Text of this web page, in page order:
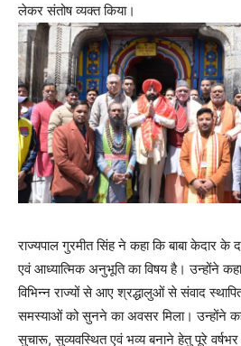
लेकर संतोष व्यक्त किया।
राज्यपाल गुरमीत सिंह ने कहा कि बाबा केदार के
एवं आध्यात्मिक अनुभूति का विषय है। उन्होंने
विभिन्न राज्यों से आए श्रद्धालुओं से संवाद
समस्याओं को सुनने का अवसर मिला। उन्होंने
सुचारू, सुव्यवस्थित एवं भव्य बनाने हेतु पूरे वर्षभर